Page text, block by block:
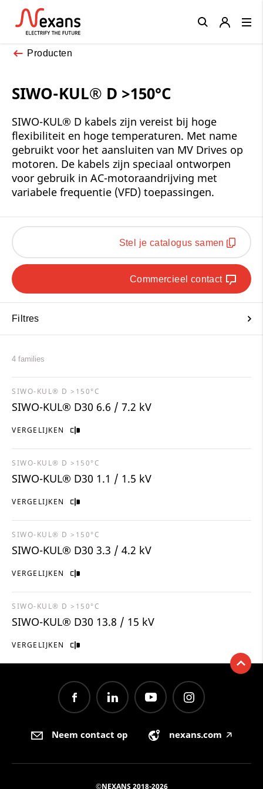
Producten
SIWO-KUL® D >150°C
SIWO-KUL® D kabels zijn vereist bij hoge
flexibiliteit en hoge temperaturen. Met name
gebruikt voor het aansluiten van MV Drives op
motoren. De kabels zijn speciaal ontworpen
voor gebruik in AC-motoraandrijving met
variabele frequentie (VFD) toepassingen.
Stel je catalogus samen
Commercieel contact
Filtres
4 families
VERGELIJKEN
SIWO-KUL® D >150°C
SIWO-KUL® D30 6.6 / 7.2 kV
VERGELIJKEN
SIWO-KUL® D >150°C
SIWO-KUL® D30 1.1 / 1.5 kV
VERGELIJKEN
SIWO-KUL® D >150°C
SIWO-KUL® D30 3.3 / 4.2 kV
VERGELIJKEN
SIWO-KUL® D >150°C
SIWO-KUL® D30 13.8 / 15 kV
Close
Neem contact op nexans.com 🡥
©NEXANS 2018-2026